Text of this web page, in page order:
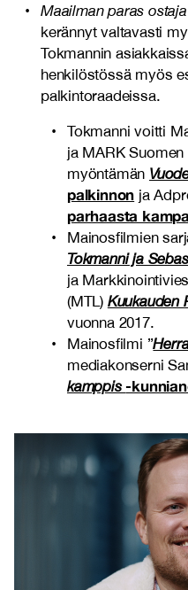
Maailman paras ostaja
kerännyt valtavasti
Tokmannin
henkilöstössä myös
palkintoraadeissa.
Tokmanni voitti
ja MARK
myöntämän
palkinnon ja
parhaasta
Mainosfilmien
Tokmanni ja
ja
(MTL) Kuukauden
vuonna 2017.
Mainosfilmi ”
mediakonserni
kamppis -